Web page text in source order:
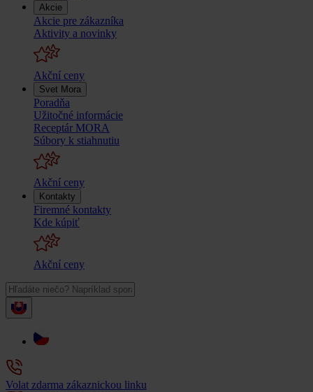
Akcie
Akcie pre zákazníka
Aktivity a novinky
Akční ceny
Svet Mora
Poradňa
Užitočné informácie
Receptár MORA
Súbory k stiahnutiu
Akční ceny
Kontakty
Firemné kontakty
Kde kúpiť
Akční ceny
Volat zdarma zákaznickou linku